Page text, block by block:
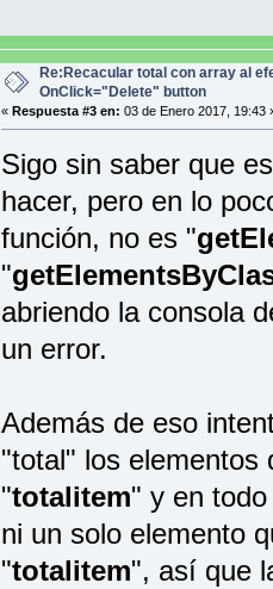
<hr>
<div class="form-group">
<div class="col-md-
<div class="row">
<form name="frmitems"
Re:Recacular total con array al
OnClick="Delete" button
« Respuesta #3 en: 03 de Enero 2017, 19:43
Sigo sin saber que
hacer, pero en lo
función, no es "
"
abriendo la consola
un error.
Además de eso
"total" los elementos
"totalitem" y en
ni un solo elemento
"totalitem", así que